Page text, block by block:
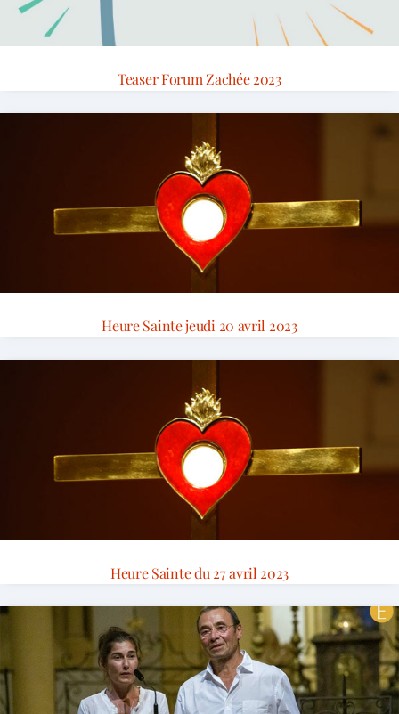
Teaser Forum Zachée 2023
Heure Sainte jeudi 20 avril 2023
Heure Sainte du 27 avril 2023